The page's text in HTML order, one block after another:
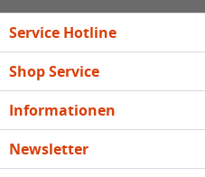
Service Hotline
Shop Service
Informationen
Newsletter